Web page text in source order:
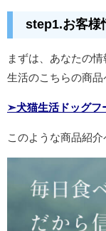
step1.お客様
まずは、あなたの
生活のこちらの商品
➣犬猫生活ドッグフ
このような商品紹介